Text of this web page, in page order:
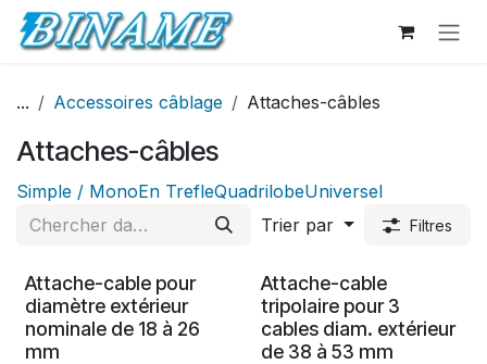
Se rendre au contenu
... Accessoires câblage Attaches-câbles
Attaches-câbles
Simple / MonoEn TrefleQuadrilobeUniversel
Trier par
Filtres
Attache-cable pour
diamètre extérieur
nominale de 18 à 26
mm
Attache-cable
tripolaire pour 3
cables diam. extérieur
de 38 à 53 mm